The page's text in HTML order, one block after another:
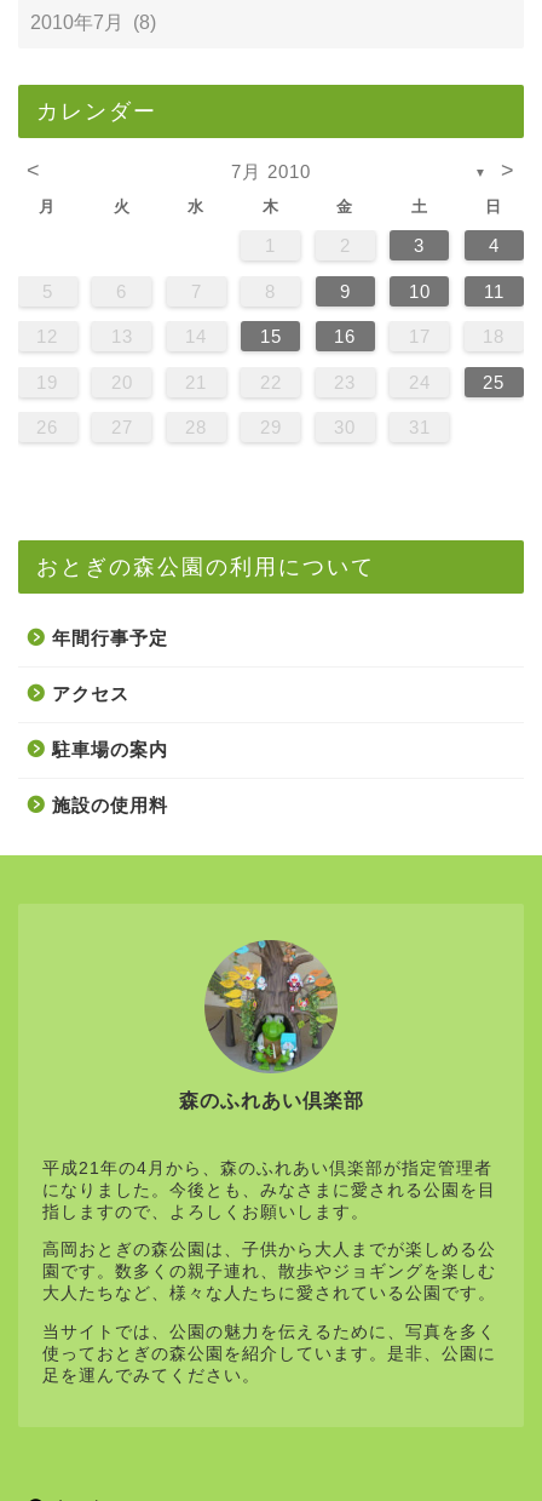
カレンダー
< 7月 2010 ▼ >
月 火 水 木 金 土 日
1 2 3 4
5 6 7 8 9 10 11
12 13 14 15 16 17 18
19 20 21 22 23 24 25
26 27 28 29 30 31
おとぎの森公園の利用について
年間行事予定
アクセス
駐車場の案内
施設の使用料
森のふれあい倶楽部
平成21年の4月から、森のふれあい倶楽部が指定管理者
になりました。今後とも、みなさまに愛される公園を目
指しますので、よろしくお願いします。
高岡おとぎの森公園は、子供から大人までが楽しめる公
園です。数多くの親子連れ、散歩やジョギングを楽しむ
大人たちなど、様々な人たちに愛されている公園です。
当サイトでは、公園の魅力を伝えるために、写真を多く
使っておとぎの森公園を紹介しています。是非、公園に
足を運んでみてください。